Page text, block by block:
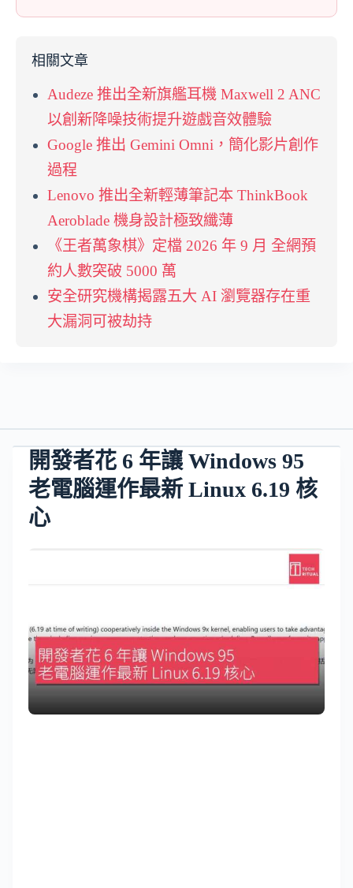
相關文章
Audeze 推出全新旗艦耳機 Maxwell 2 ANC
以創新降噪技術提升遊戲音效體驗
Google 推出 Gemini Omni，簡化影片創作
過程
Lenovo 推出全新輕薄筆記本 ThinkBook
Aeroblade 機身設計極致纖薄
《王者萬象棋》定檔 2026 年 9 月 全網預
約人數突破 5000 萬
安全研究機構揭露五大 AI 瀏覽器存在重
大漏洞可被劫持
開發者花 6 年讓 Windows 95
老電腦運作最新 Linux 6.19 核
心